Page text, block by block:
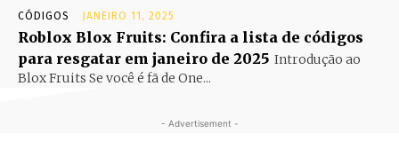
CÓDIGOS JANEIRO 11, 2025
Roblox Blox Fruits: Confira a lista de códigos
para resgatar em janeiro de 2025 Introdução ao
Blox Fruits Se você é fã de One...
- Advertisement -